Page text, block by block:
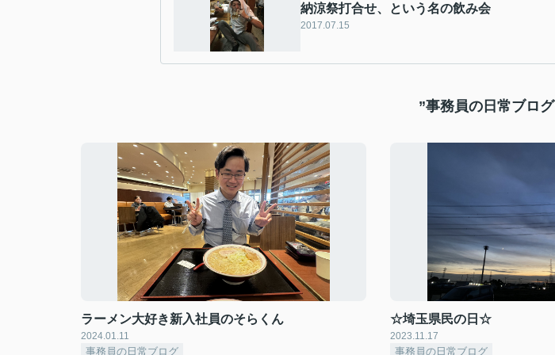
納涼祭打合せ、という名の飲み会
2017.07.15
”事務員の日常ブロ
ラーメン大好き新入社員のそらくん
2024.01.11
事務員の日常ブログ
☆埼玉県民の日☆
2023.11.17
事務員の日常ブログ